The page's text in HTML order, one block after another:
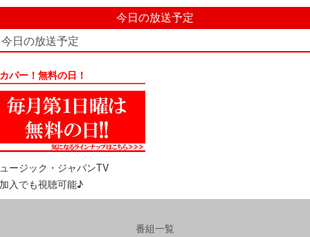
今日の放送予定
今日の放送予定
パー！無料の日！
ージック・ジャパンTV
入でも視聴可能♪
番組一覧